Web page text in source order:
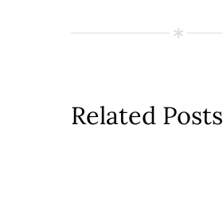
Related Posts